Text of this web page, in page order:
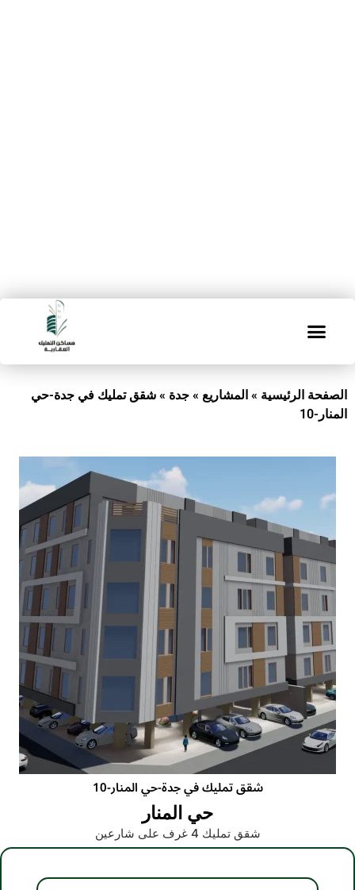
الصفحة الرئيسية » المشاريع » جدة » شقق تمليك في جدة-حي
المنار-10
شقق تمليك في جدة-حي المنار-10
حي المنار
شقق تمليك 4 غرف على شارعين